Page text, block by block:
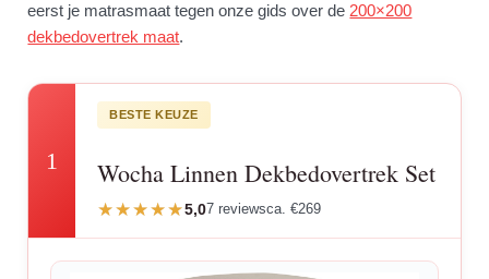
eerst je matrasmaat tegen onze gids over de 200×200
dekbedovertrek maat.
1
BESTE KEUZE
Wocha Linnen Dekbedovertrek Set
5,07 reviewsca. €269